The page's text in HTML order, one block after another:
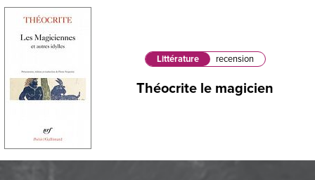
Littérature recension
Théocrite le magicien